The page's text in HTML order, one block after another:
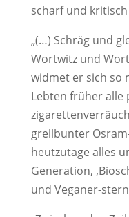
scharf und kritisch
„(…) Schräg und
Wortwitz und
widmet er sich so
Lebten früher
grellbunter
heutzutage alles
Generation,
und Veganer-